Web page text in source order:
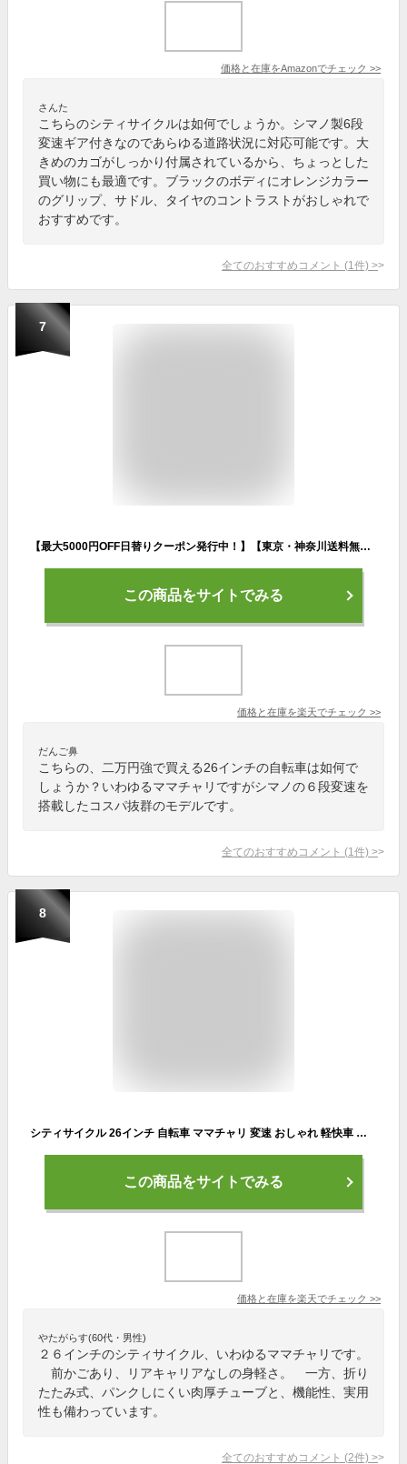
価格と在庫をAmazonでチェック >>
さんた
こちらのシティサイクルは如何でしょうか。シマノ製6段
変速ギア付きなのであらゆる道路状況に対応可能です。大
きめのカゴがしっかり付属されているから、ちょっとした
買い物にも最適です。ブラックのボディにオレンジカラー
のグリップ、サドル、タイヤのコントラストがおしゃれで
おすすめです。
全てのおすすめコメント (1 件) >
7
【最大5000円OFF日替りクーポン発行中！】【東京・神奈川送料無料！】【完成品でお届け】自転車 26インチ おしゃれ Lupinus(ルピナス)LP-266WSD軽快車 シマノ製6段変速 ダイナモライト 荷台付
この商品をサイトでみる
価格と在庫を楽天でチェック >>
だんご鼻
こちらの、二万円強で買える26インチの自転車は如何で
しょうか？いわゆるママチャリですがシマノの６段変速を
搭載したコスパ抜群のモデルです。
全てのおすすめコメント (1 件) >
8
シティサイクル 26インチ 自転車 ママチャリ 変速 おしゃれ 軽快車 通勤通学自転車 自転車本体 Mypalas マイパラス MC507 ファミリーサイクル 低床 女性 シマノ6段変速ギア
この商品をサイトでみる
価格と在庫を楽天でチェック >>
やたがらす(60代・男性)
２６インチのシティサイクル、いわゆるママチャリです。
前かごあり、リアキャリアなしの身軽さ。 一方、折り
たたみ式、パンクしにくい肉厚チューブと、機能性、実用
性も備わっています。
全てのおすすめコメント (2件) >